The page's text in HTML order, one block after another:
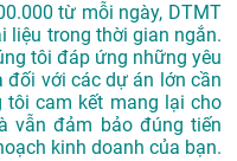
từ mỗi ngày, DTMT
liệu trong thời gian ngắn.
tôi đáp ứng những yêu
đối với các dự án lớn cần
tôi cam kết mang lại cho
vẫn đảm bảo đúng tiến
kinh doanh của bạn.